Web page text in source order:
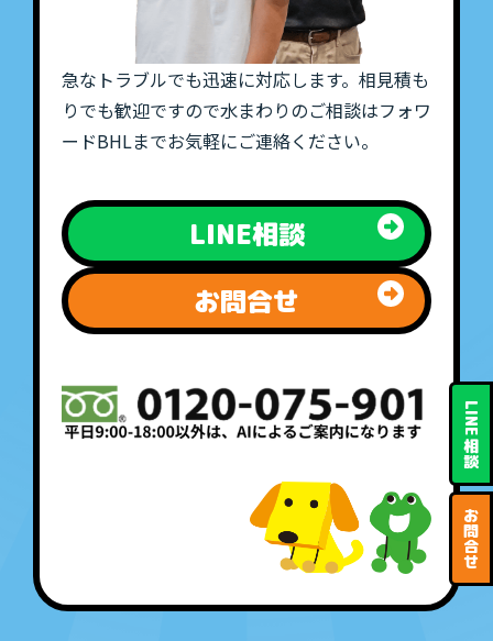
LINE
相
談
お
問
合
せ
急なトラブルでも迅速に対応します。相見積も
りでも歓迎ですので水まわりのご相談はフォワ
ードBHLまでお気軽にご連絡ください。
LINE相談
お問合せ